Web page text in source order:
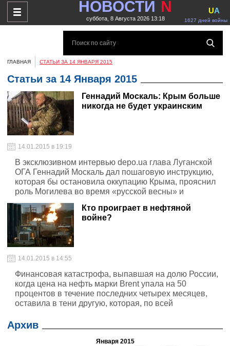
НОВОСТИ N
суббота, 8 Августа 2026 13:18 1627 дней войны
UA
ГЛАВНАЯ СТАТЬИ ЗА 14 ЯНВАРЯ 2015
Статьи за 14 Января 2015
Геннадий Москаль: Крым больше
никогда не будет украинским
14.01.2015 в 19:19
В эксклюзивном интервью depo.ua глава Луганской
ОГА Геннадий Москаль дал пошаговую инструкцию,
которая бы остановила оккупацию Крыма, прояснил
роль Могилева во время «русской весны» и
объяснил, почему сейчас ходит без бронежилета
Кто проиграет в нефтяной
войне?
14.01.2015 в 14:55
Финансовая катастрофа, выпавшая на долю России,
когда цена на нефть марки Brent упала на 50
процентов в течение последних четырех месяцев,
оставила в тени другую, которая, по всей
США в 2015 году.
Архив
Января 2015